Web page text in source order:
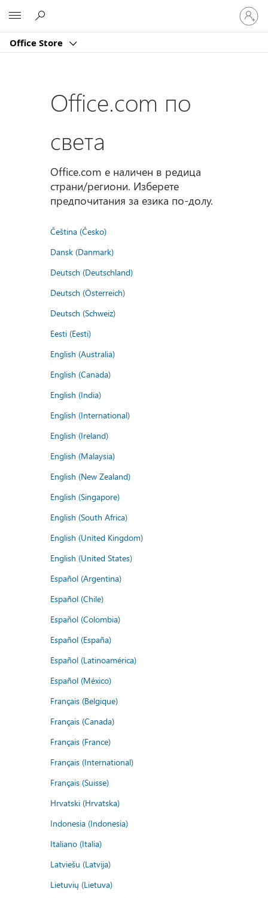
Office Store
Влезте
във
вашия
Office.com по
света
Office.com е наличен в редица
страни/региони. Изберете
предпочитания за езика по-долу.
Čeština (Česko)
Dansk (Danmark)
Deutsch (Deutschland)
Deutsch (Österreich)
Deutsch (Schweiz)
Eesti (Eesti)
English (Australia)
English (Canada)
English (India)
English (International)
English (Ireland)
English (Malaysia)
English (New Zealand)
English (Singapore)
English (South Africa)
English (United Kingdom)
English (United States)
Español (Argentina)
Español (Chile)
Español (Colombia)
Español (España)
Español (Latinoamérica)
Español (México)
Français (Belgique)
Français (Canada)
Français (France)
Français (International)
Français (Suisse)
Hrvatski (Hrvatska)
Indonesia (Indonesia)
Italiano (Italia)
Latviešu (Latvija)
Lietuvių (Lietuva)